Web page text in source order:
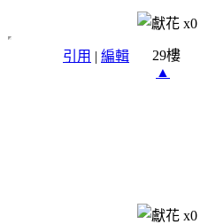
x0
引用 | 編輯
29樓
▲
x0